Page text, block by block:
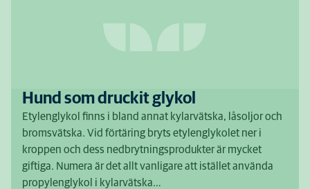
Hund som druckit glykol
Etylenglykol finns i bland annat kylarvätska, låsoljor och
bromsvätska. Vid förtäring bryts etylenglykolet ner i
kroppen och dess nedbrytningsprodukter är mycket
giftiga. Numera är det allt vanligare att istället använda
propylenglykol i kylarvätska…